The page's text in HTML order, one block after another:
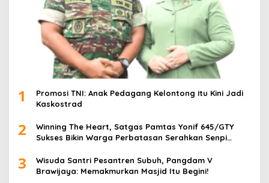
1
Promosi TNI: Anak Pedagang Kelontong itu Kini Jadi
Kaskostrad
2
Winning The Heart, Satgas Pamtas Yonif 645/GTY
Sukses Bikin Warga Perbatasan Serahkan Senpi
3
Wisuda Santri Pesantren Subuh, Pangdam V
Brawijaya: Memakmurkan Masjid Itu Begini!